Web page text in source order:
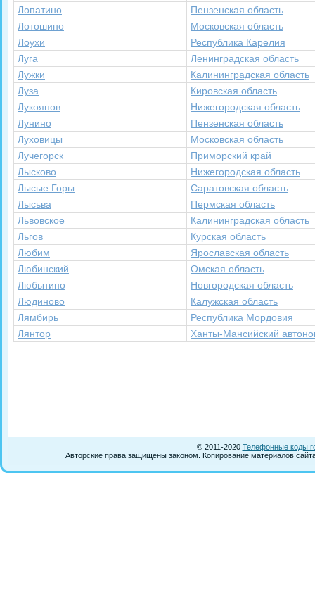
Лопатино
Пензенская область
Лотошино
Московская область
Лоухи
Республика Карелия
Луга
Ленинградская область
Лужки
Калининградская область
Луза
Кировская область
Лукоянов
Нижегородская область
Лунино
Пензенская область
Луховицы
Московская область
Лучегорск
Приморский край
Лысково
Нижегородская область
Лысые Горы
Саратовская область
Лысьва
Пермская область
Львовское
Калининградская область
Льгов
Курская область
Любим
Ярославская область
Любинский
Омская область
Любытино
Новгородская область
Людиново
Калужская область
Лямбирь
Республика Мордовия
Лянтор
Ханты-Мансийский
© 2011-2020 Телефонные коды
Авторские права защищены законом. Копирование материалов